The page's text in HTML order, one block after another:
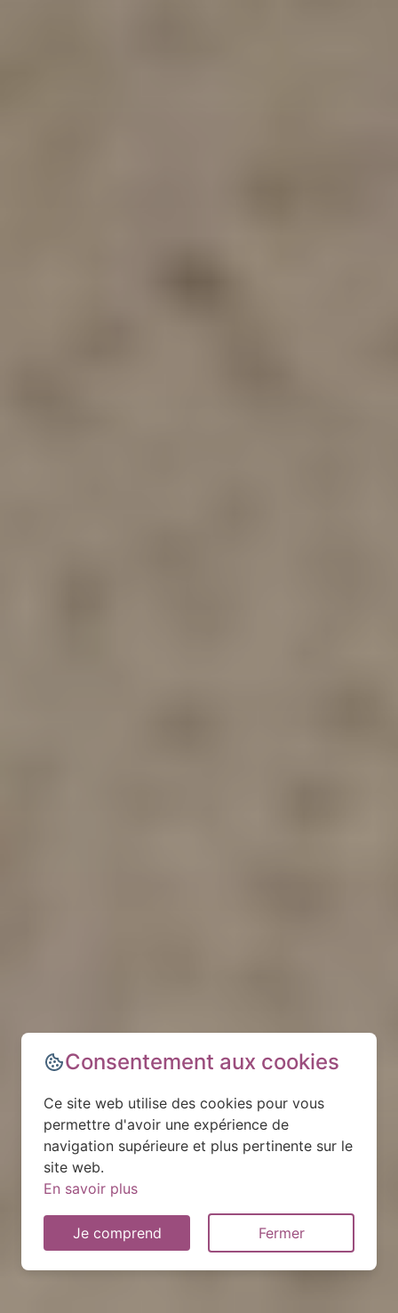
Consentement aux cookies
Ce site web utilise des cookies pour vous
permettre d'avoir une expérience de
navigation supérieure et plus pertinente sur le
site web.
En savoir plus
Je comprend Fermer